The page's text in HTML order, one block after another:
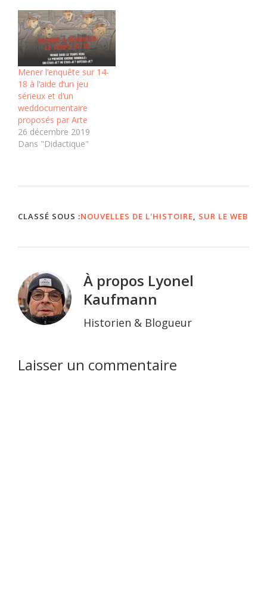
Mener l’enquête sur 14-
18 à l’aide d’un jeu
sérieux et d’un
weddocumentaire
proposés par Arte
26 décembre 2019
Dans "Didactique"
CLASSÉ SOUS :NOUVELLES DE L'HISTOIRE, SUR LE WEB
À propos Lyonel
Kaufmann
Historien & Blogueur
Interactions
Laisser un commentaire